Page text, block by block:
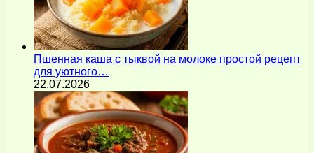
Пшенная каша с тыквой на молоке простой рецепт
для уютного…
22.07.2026